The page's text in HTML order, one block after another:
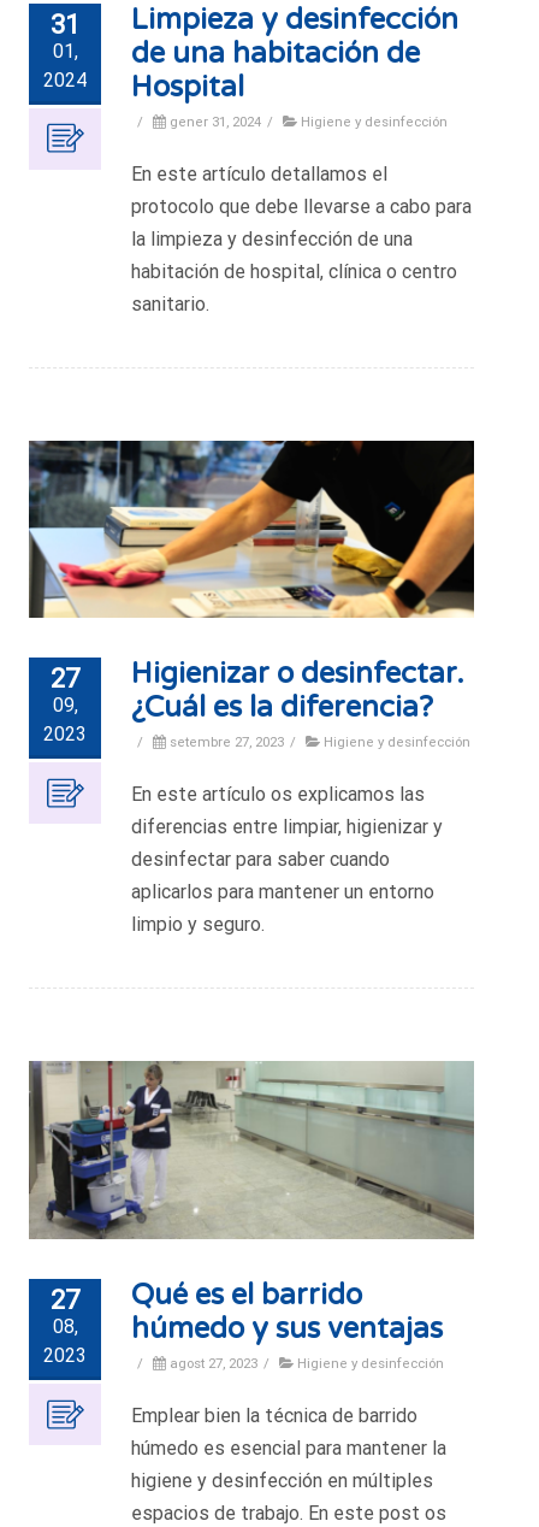
31
01,
2024
Limpieza y desinfección
de una habitación de
Hospital
/ gener 31, 2024 / Higiene y desinfección
En este artículo detallamos el
protocolo que debe llevarse a cabo para
la limpieza y desinfección de una
habitación de hospital, clínica o centro
sanitario.
27
09,
2023
Higienizar o desinfectar.
¿Cuál es la diferencia?
/ setembre 27, 2023 / Higiene y desinfección
En este artículo os explicamos las
diferencias entre limpiar, higienizar y
desinfectar para saber cuando
aplicarlos para mantener un entorno
limpio y seguro.
27
08,
2023
Qué es el barrido
húmedo y sus ventajas
/ agost 27, 2023 / Higiene y desinfección
Emplear bien la técnica de barrido
húmedo es esencial para mantener la
higiene y desinfección en múltiples
espacios de trabajo. En este post os